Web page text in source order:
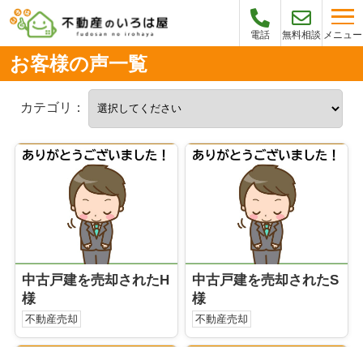
電話 無料相談 メニュー
お客様の声一覧
カテゴリ：
中古戸建を売却されたH
様
不動産売却
中古戸建を売却されたS
様
不動産売却